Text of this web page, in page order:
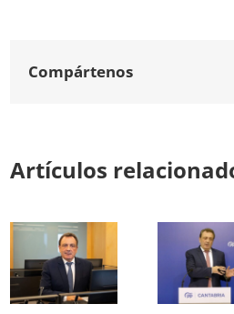
Compártenos
Artículos